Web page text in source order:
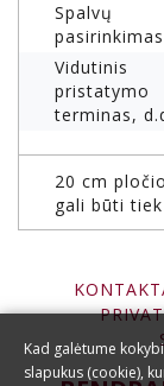
Spalvų
pasirinkimas
Vidutinis
pristatymo
terminas,
20 cm
gali būti
Kad galėtume
slapukus (cookie),